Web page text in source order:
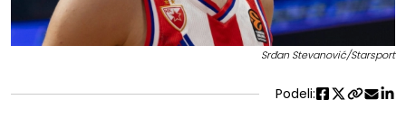
Srđan Stevanović/Starsport
Podeli: